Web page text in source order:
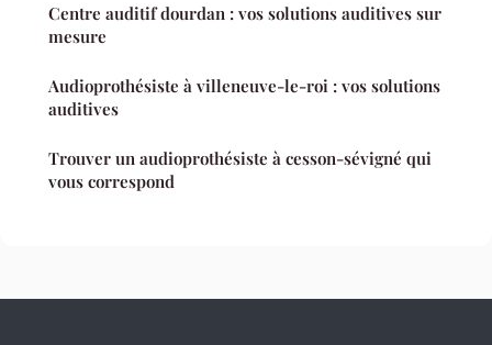
Centre auditif dourdan : vos solutions auditives sur
mesure
Audioprothésiste à villeneuve-le-roi : vos solutions
auditives
Trouver un audioprothésiste à cesson-sévigné qui
vous correspond